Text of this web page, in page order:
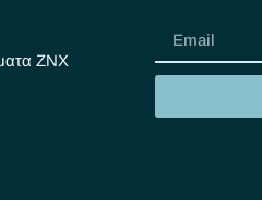
ΖΝΧ